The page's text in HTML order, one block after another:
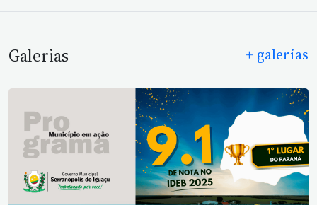
Galerias + galerias